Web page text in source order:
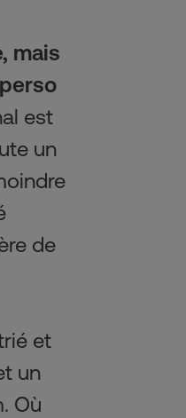
mais
est
un
de
et
un
Où